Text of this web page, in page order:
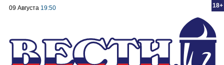
18+
09 Августа 19:50